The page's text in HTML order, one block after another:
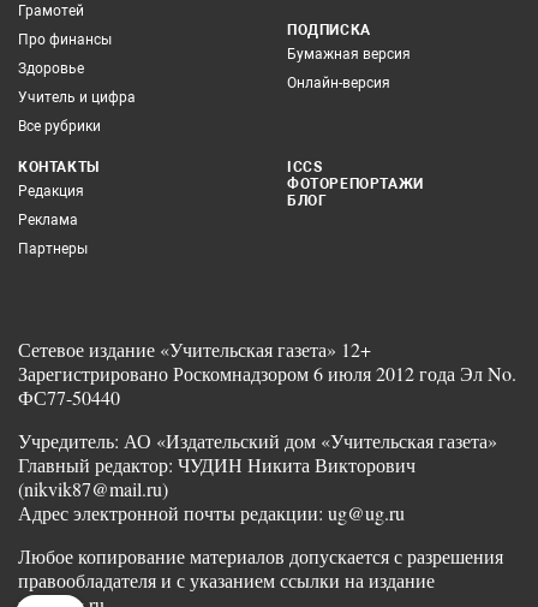
Грамотей
Про финансы
Здоровье
Учитель и цифра
Все рубрики
ПОДПИСКА
Бумажная версия
Онлайн-версия
КОНТАКТЫ
Редакция
Реклама
Партнеры
ICCS
ФОТОРЕПОРТАЖИ
БЛОГ
Сетевое издание «Учительская газета» 12+
Зарегистрировано Роскомнадзором 6 июля 2012 года Эл No.
ФС77-50440
Учредитель: АО «Издательский дом «Учительская газета»
Главный редактор: ЧУДИН Никита Викторович
(nikvik87@mail.ru)
Адрес электронной почты редакции: ug@ug.ru
Любое копирование материалов допускается с разрешения
правообладателя и с указанием ссылки на издание